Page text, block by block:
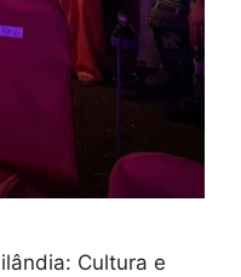
Cultura e